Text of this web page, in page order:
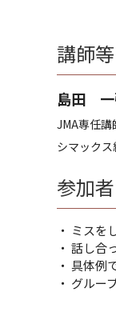
講師等
島田
JMA専任講
シマック
参加
・ ミス
・ 話し合
・ 具体例
・ グルー